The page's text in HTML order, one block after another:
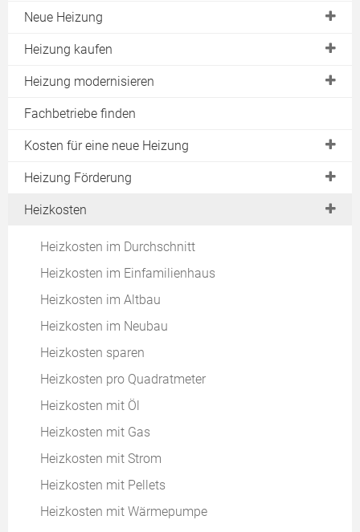
Neue Heizung
Heizungswechsel jetzt!
Moderne Heizung
Effiziente Heizung
Hybridheizung
Heizungsvergleich
Heizen ohne Strom
Umweltfreundlich Heizen
Heizung kaufen
BAFA Zuschuss
Kesseltauschbonus
Wartungsvertrag
Günstigste Heizung
Heizung modernisieren
Heizungssanierung
Solare Nachrüstung
Heizrohre isolieren
Heizung entlüften
Heizung gluckert
Heizung plätschert
Sanierungsatlas
Energielabel für alte Heizkessel
Heizung tropft
Fachbetriebe finden
Kosten für eine neue Heizung
Pelletheizung Kosten
Holzheizung Kosten
BHKW Kosten
Heizung Förderung
Renewable Ready
Heizkosten
Heizkosten im Durchschnitt
Heizkosten im Einfamilienhaus
Heizkosten im Altbau
Heizkosten im Neubau
Heizkosten sparen
Heizkosten pro Quadratmeter
Heizkosten mit Öl
Heizkosten mit Gas
Heizkosten mit Strom
Heizkosten mit Pellets
Heizkosten mit Wärmepumpe